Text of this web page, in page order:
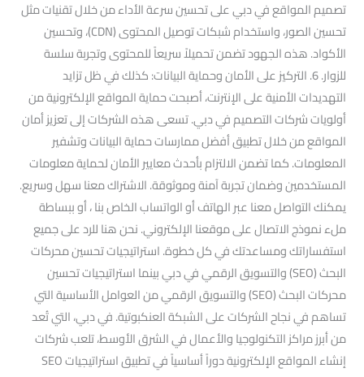
تصميم المواقع في دبي على تحسين سرعة الأداء من خلال تقنيات مثل
تحسين الصور، واستخدام شبكات توصيل المحتوى (CDN)، وتحسين
الأكواد. هذه الجهود تضمن تحميلاً سريعاً للمحتوى وتجربة سلسة
للزوار. 6. التركيز على الأمان وحماية البيانات: كذلك في ظل تزايد
التهديدات الأمنية على الإنترنت، أصبحت حماية المواقع الإلكترونية من
أولويات شركات التصميم في دبي. تسعى هذه الشركات إلى تعزيز أمان
المواقع من خلال تطبيق أفضل ممارسات حماية البيانات وتشفير
المعلومات. كما تضمن الالتزام بأحدث معايير الأمان لحماية معلومات
المستخدمين وضمان تجربة آمنة وموثوقة. الاشتراك معنا سهل وسريع.
يمكنك التواصل معنا عبر الهاتف أو الواتساب الخاص بنا ، أو ببساطة
ملء نموذج الاتصال على موقعنا الإلكتروني. نحن هنا للرد على جميع
استفساراتك ومساعدتك في كل خطوة. استراتيجيات تحسين محركات
البحث (SEO) والتسويق الرقمي في دبي بينما استراتيجيات تحسين
محركات البحث (SEO) والتسويق الرقمي من العوامل الأساسية التي
تساهم في نجاح الشركات على الشبكة العنكبوتية. في دبي، التي تُعد
من أبرز مراكز التكنولوجيا والأعمال في الشرق الأوسط، تلعب شركات
إنشاء المواقع الإلكترونية دوراً أساسياً في تطبيق استراتيجيات SEO